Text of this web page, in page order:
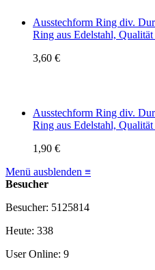
Ausstechform Ring div.
Ring aus Edelstahl,
3,60 €
Ausstechform Ring div.
Ring aus Edelstahl,
1,90 €
Menü ausblenden ≡
Besucher
Besucher: 5125814
Heute: 338
User Online: 9